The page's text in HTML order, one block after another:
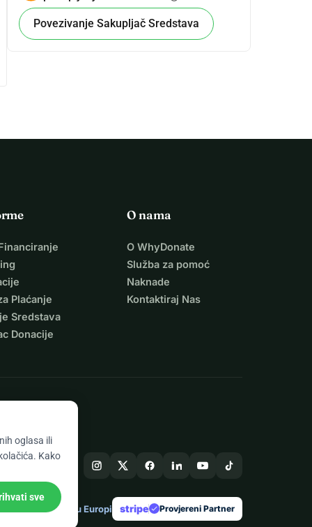
Povezivanje Sakupljač Sredstava
Plaćanje
Sredstava
Donacije
O nama
O WhyDonate
Služba za pomoć
Naknade
Kontaktiraj Nas
Napravljeno u Europi stripe check Provjereni Partner
oglasa ili
Kako
sve